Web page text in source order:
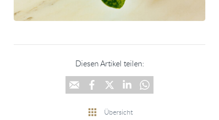
Diesen Artikel teilen:
Übersicht